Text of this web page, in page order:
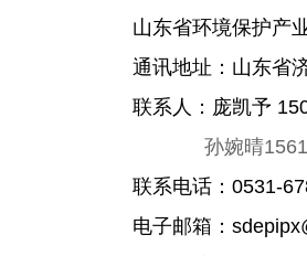
山东省环境保护产
通讯地址：山东省
联系人：庞凯予
孙婉晴
联系电话： 0531-
电子邮箱： sd